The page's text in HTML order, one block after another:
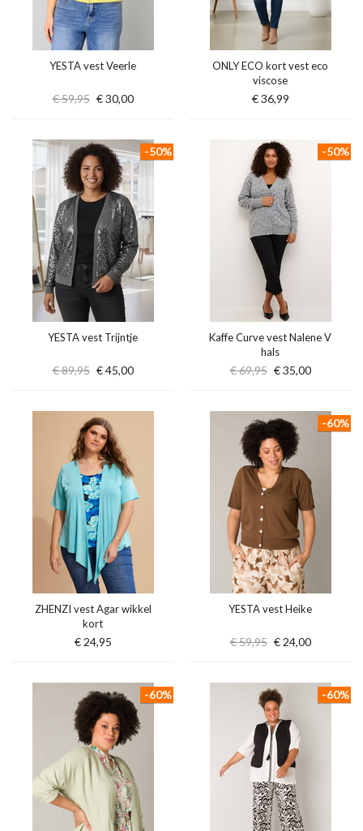
YESTA vest Veerle
€ 59,95 € 30,00
ONLY ECO kort vest eco
viscose
€ 36,99
YESTA vest Trijntje
€ 89,95 € 45,00
-50%
Kaffe Curve vest Nalene V
hals
€ 69,95 € 35,00
-50%
ZHENZI vest Agar wikkel
kort
€ 24,95
YESTA vest Heike
€ 59,95 € 24,00
-60%
-60% -60%